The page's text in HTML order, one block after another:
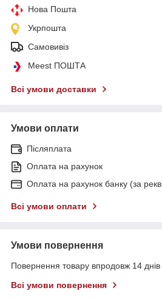
Нова Пошта
Укрпошта
Самовивіз
Meest ПОШТА
Всі умови доставки
Умови оплати
Післяплата
Оплата на рахунок
Оплата на рахунок банку (за
Всі умови оплати
Умови повернення
Повернення товару впродовж 14
Всі умови повернення